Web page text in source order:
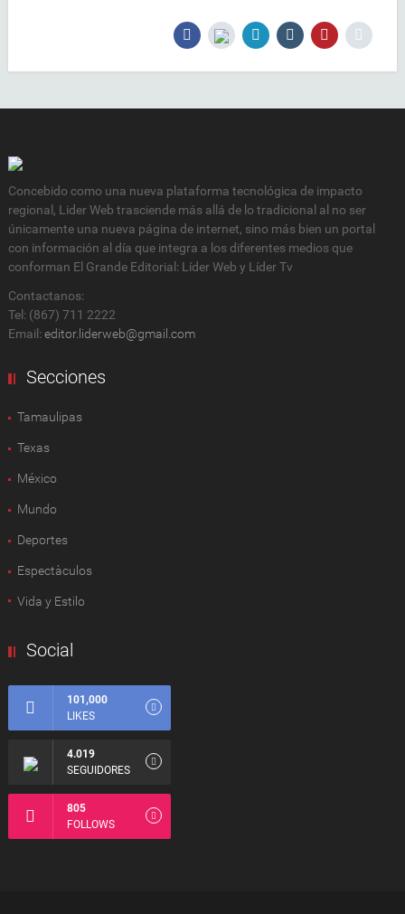
Concebido como una nueva plataforma tecnológica de impacto
regional, Lider Web trasciende más allá de lo tradicional al no ser
únicamente una nueva página de internet, sino más bien un portal
con información al día que integra a los diferentes medios que
conforman El Grande Editorial: Líder Web y Líder Tv
Contactanos:
Tel: (867) 711 2222
Email: editor.liderweb@gmail.com
Secciones
Tamaulipas
Texas
México
Mundo
Deportes
Espectàculos
Vida y Estilo
Social
101,000
LIKES
4.019
SEGUIDORES
805
FOLLOWS